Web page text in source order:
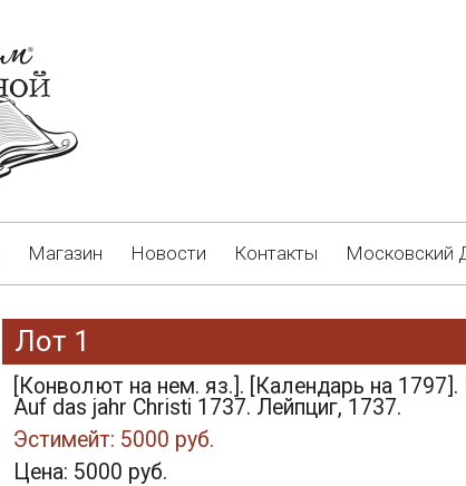
Магазин Новости Контакты Московский
Лот 1
[Конволют на нем. яз.]. [Календарь на
Auf das jahr Christi 1737. Лейпциг, 1737.
Эстимейт: 5000 руб.
Цена: 5000 руб.